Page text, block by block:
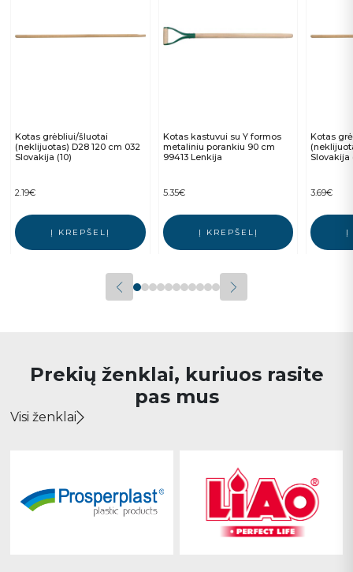
Kotas grėbliui/šluotai
(neklijuotas) D28 120 cm 032
Slovakija (10)
2.19€
Į KREPŠELĮ
Kotas kastuvui su Y formos
metaliniu porankiu 90 cm
99413 Lenkija
5.35€
Į KREPŠELĮ
Kotas
Slovakija
3.69€
Į
Prekių ženklai, kuriuos rasite
pas mus
Visi ženklai